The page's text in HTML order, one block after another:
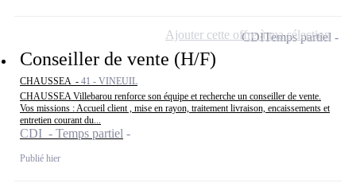
Conseiller de vente (H/F)
CHAUSSEA - 41 - VINEUIL
CHAUSSEA Villebarou renforce son équipe et recherche un conseiller de vente.
Vos missions : Accueil client , mise en rayon, traitement livraison, encaissements et
entretien courant du...
CDI - Temps partiel
Publié hier
CDITemps partiel
Ajouter cette offre à ma sélection